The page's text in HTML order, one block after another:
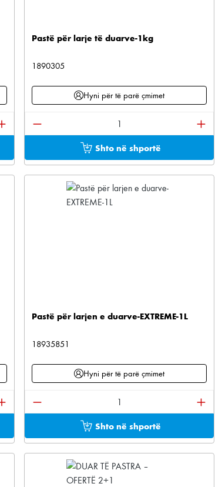
rritur ose ulur sasinë.
e dëshiruar ose përdorni butonat për të
Pastë për larje të duarve-1kg
1890305
Hyni për të parë çmimet
Sasia e produktit: Shkruani sasinë
Shto në shportë
rritur ose ulur sasinë.
e dëshiruar ose përdorni butonat për të
Pastë për larjen e duarve-EXTREME-1L
18935851
Hyni për të parë çmimet
Sasia e produktit: Shkruani sasinë
Shto në shportë